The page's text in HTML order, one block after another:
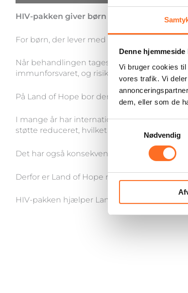
Denne
Vi bruger cookies
vores trafik. Vi
dem, eller som de
Samtykkevalg
Nødvendig
HIV-pakken giver børn adgang til livsvigtig
For børn, der lever med HIV, er medicinen
Når behandlingen tages hver dag, kan
immunforsvaret, og risikoen for alvorlig
På Land of Hope bor der børn, som lever
I mange år har internationale
støtte reduceret, hvilket har efterladt
Det har også konsekvenser for børnene på
Derfor er Land of Hope nødt til selv at købe
HIV-pakken hjælper Land of Hope med at